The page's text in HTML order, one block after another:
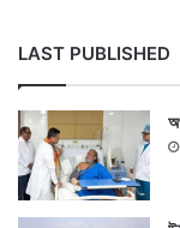
LAST PUBLISHED